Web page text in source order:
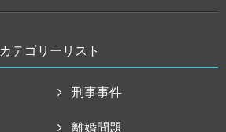
カテゴリーリスト
刑事事件
離婚問題